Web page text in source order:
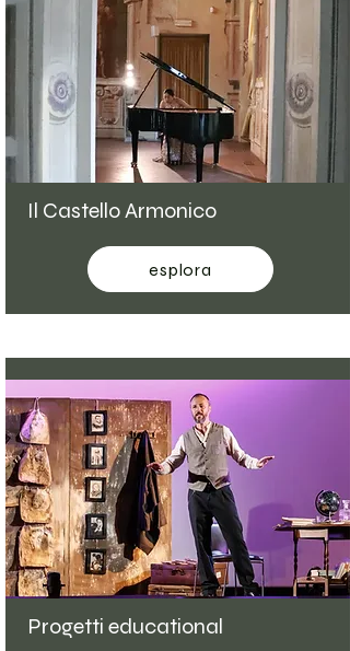
Il Castello Armonico
esplora
Progetti educational